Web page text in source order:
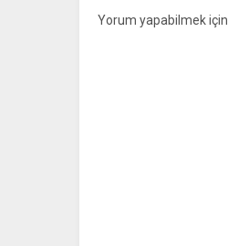
Yorum yapabilmek için